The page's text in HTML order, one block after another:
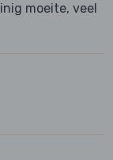
moeite, veel